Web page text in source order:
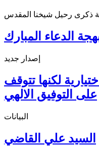
ذكرى رحيل شيخنا المقدس
الدعاء المبارك
إصدار جديد
لكنها تتوقف
على التوفيق الالهي
البيانات
السيد علي القاضي